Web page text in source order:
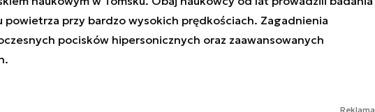
powietrza przy bardzo wysokich prędkościach. Zagadnienia
pocisków hipersonicznych oraz zaawansowanych
Reklama